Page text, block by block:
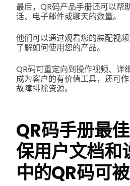
最后，QR码产品手册还可以帮
话、电子邮件或聊天的数量。
他们可以通过观看您的装配视
了解如何使用您的产品。
QR码可重定向到操作视频、详
成为客户的有价值工具，还可
故障排除资源。
QR码手册最
保用户文档和
中的QR码可被